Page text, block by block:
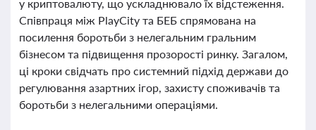
у криптовалюту, що ускладнювало їх відстеження.
Співпраця між PlayCity та БЕБ спрямована на
посилення боротьби з нелегальним гральним
бізнесом та підвищення прозорості ринку. Загалом,
ці кроки свідчать про системний підхід держави до
регулювання азартних ігор, захисту споживачів та
боротьби з нелегальними операціями.